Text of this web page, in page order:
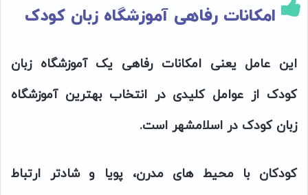
امکانات رفاهی آموزشگاه زبان کودک
این عامل یعنی امکانات رفاهی یک آموزشگاه زبان
کودک از عوامل کلیدی در انتخاب بهترین آموزشگاه
زبان کودک در اسلامشهر است.
کودکان با محیط های مدرن، پویا و شادتر ارتباط